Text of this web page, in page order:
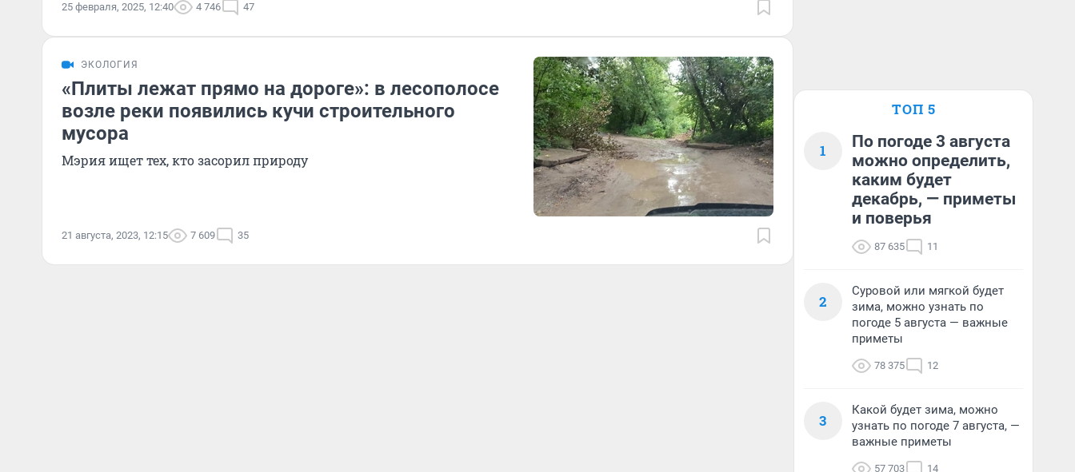
25 февраля, 2025, 12:40 4 746 47
ЭКОЛОГИЯ
«Плиты лежат прямо на дороге»: в лесополосе
возле реки появились кучи строительного
мусора
Мэрия ищет тех, кто засорил природу
21 августа, 2023, 12:15 7 609 35
ТОП 5
1
По погоде 3 августа
можно определить,
каким будет
декабрь, — приметы
и поверья
87 635 11
2
Суровой или мягкой будет
зима, можно узнать по
погоде 5 августа — важные
приметы
78 375 12
3
Какой будет зима, можно
узнать по погоде 7 августа, —
важные приметы
57 703 14